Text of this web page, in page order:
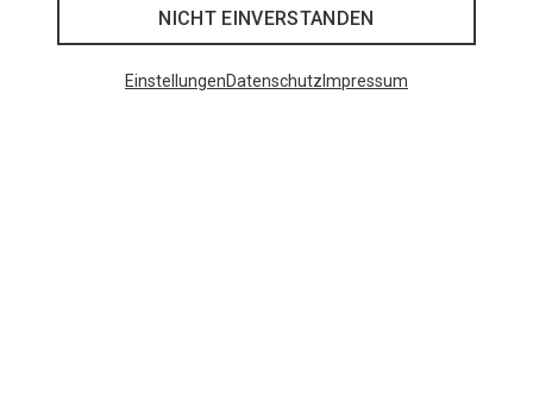
NICHT EINVERSTANDEN
EinstellungenDatenschutz Impressum